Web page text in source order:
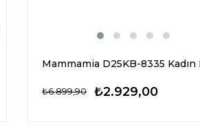
₺2.929,00
₺6.899,90